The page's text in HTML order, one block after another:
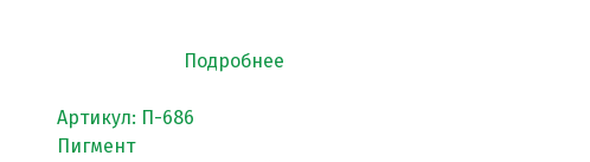
Подробнее
Артикул: П-686
Пигмент